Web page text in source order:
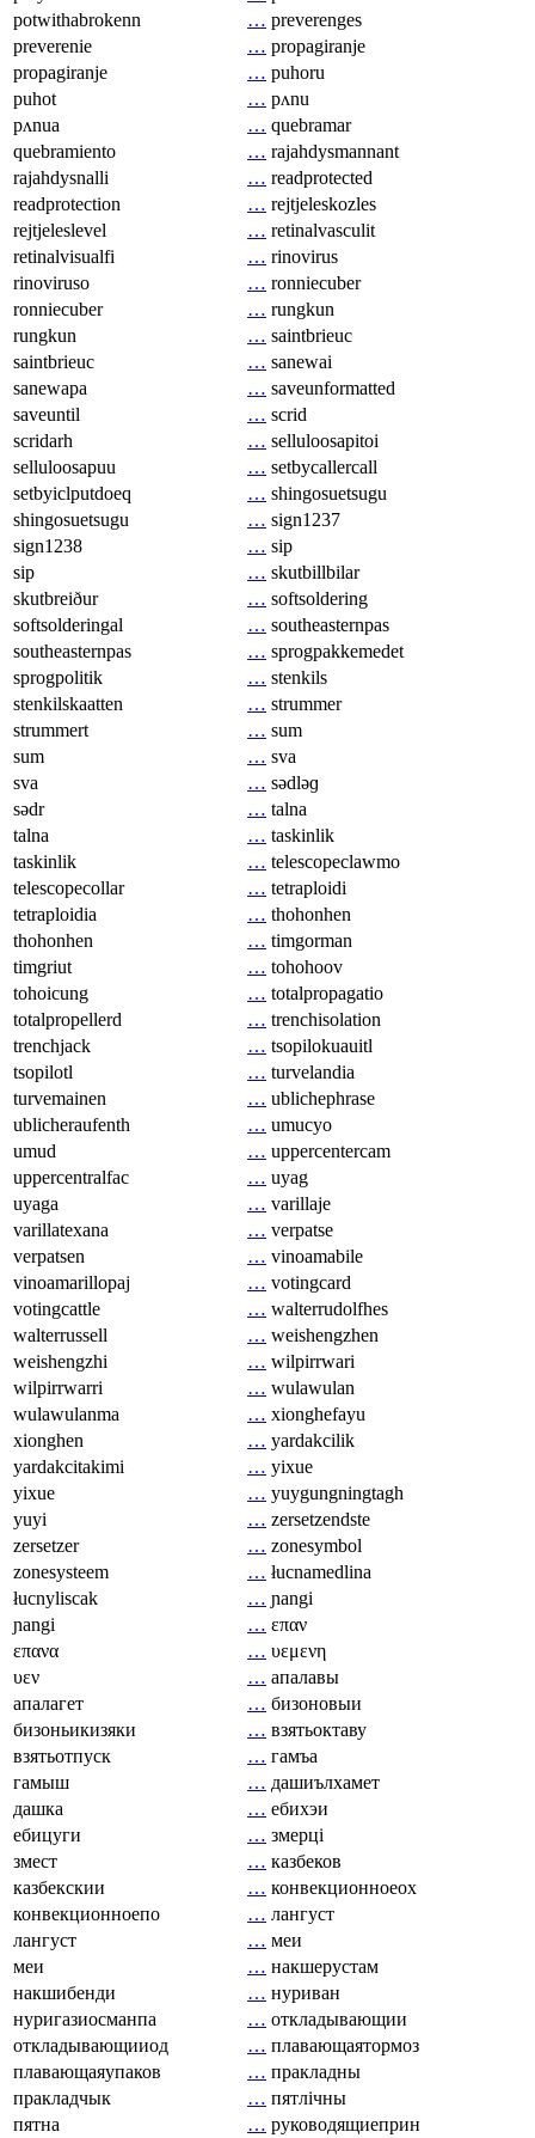
potwithabrokenn
… preverenges
preverenie
… propagiranje
propagiranje
… puhoru
puhot
… pʌnu
pʌnua
… quebramar
quebramiento
… rajahdysmannant
rajahdysnalli
… readprotected
readprotection
… rejtjeleskozles
rejtjeleslevel
… retinalvasculit
retinalvisualfi
… rinovirus
rinoviruso
… ronniecuber
ronniecuber
… rungkun
rungkun
… saintbrieuc
saintbrieuc
… sanewai
sanewapa
… saveunformatted
saveuntil
… scrid
scridarh
… selluloosapitoi
selluloosapuu
… setbycallercall
setbyiclputdoeq
… shingosuetsugu
shingosuetsugu
… sign1237
sign1238
… sip
sip
… skutbillbilar
skutbreiður
… softsoldering
softsolderingal
… southeasternpas
southeasternpas
… sprogpakkemedet
sprogpolitik
… stenkils
stenkilskaatten
… strummer
strummert
… sum
sum
… sva
sva
… sədləɡ
sədr
… talna
talna
… taskinlik
taskinlik
… telescopeclawmo
telescopecollar
… tetraploidi
tetraploidia
… thohonhen
thohonhen
… timgorman
timgriut
… tohohoov
tohoicung
… totalpropagatio
totalpropellerd
… trenchisolation
trenchjack
… tsopilokuauitl
tsopilotl
… turvelandia
turvemainen
… ublichephrase
ublicheraufenth
… umucyo
umud
… uppercentercam
uppercentralfac
… uyag
uyaga
… varillaje
varillatexana
… verpatse
verpatsen
… vinoamabile
vinoamarillopaj
… votingcard
votingcattle
… walterrudolfhes
walterrussell
… weishengzhen
weishengzhi
… wilpirrwari
wilpirrwarri
… wulawulan
wulawulanma
… xionghefayu
xionghen
… yardakcilik
yardakcitakimi
… yixue
yixue
… yuygungningtagh
yuyi
… zersetzendste
zersetzer
… zonesymbol
zonesysteem
… łucnamedlina
łucnyliscak
… ɲangi
ɲangi
… επαν
επανα
… υεμενη
υεν
… апалавы
апалагет
… бизоновыи
бизоньикизяки
… взятьоктаву
взятьотпуск
… гамъа
гамыш
… дашиълхамет
дашка
… ебихэи
ебицуги
… змерці
змест
… казбеков
казбекскии
… конвекционноеох
конвекционноепо
… лангуст
лангуст
… меи
меи
… накшерустам
накшибенди
… нуриван
нуригазиосманпа
… откладывающии
откладывающииод
… плавающаятормоз
плавающаяупаков
… пракладны
пракладчык
… пятлічны
пятна
… руководящиеприн